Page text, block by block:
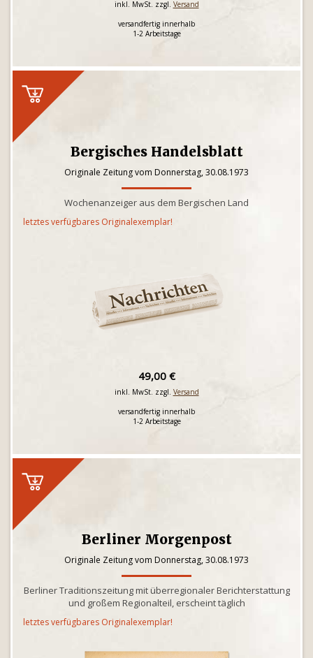
inkl. MwSt. zzgl. Versand
versandfertig innerhalb
1-2 Arbeitstage
Bergisches Handelsblatt
Originale Zeitung vom Donnerstag, 30.08.1973
Wochenanzeiger aus dem Bergischen Land
letztes verfügbares Originalexemplar!
49,00 €
inkl. MwSt. zzgl. Versand
versandfertig innerhalb
1-2 Arbeitstage
Berliner Morgenpost
Originale Zeitung vom Donnerstag, 30.08.1973
Berliner Traditionszeitung mit überregionaler Berichterstattung
und großem Regionalteil, erscheint täglich
letztes verfügbares Originalexemplar!